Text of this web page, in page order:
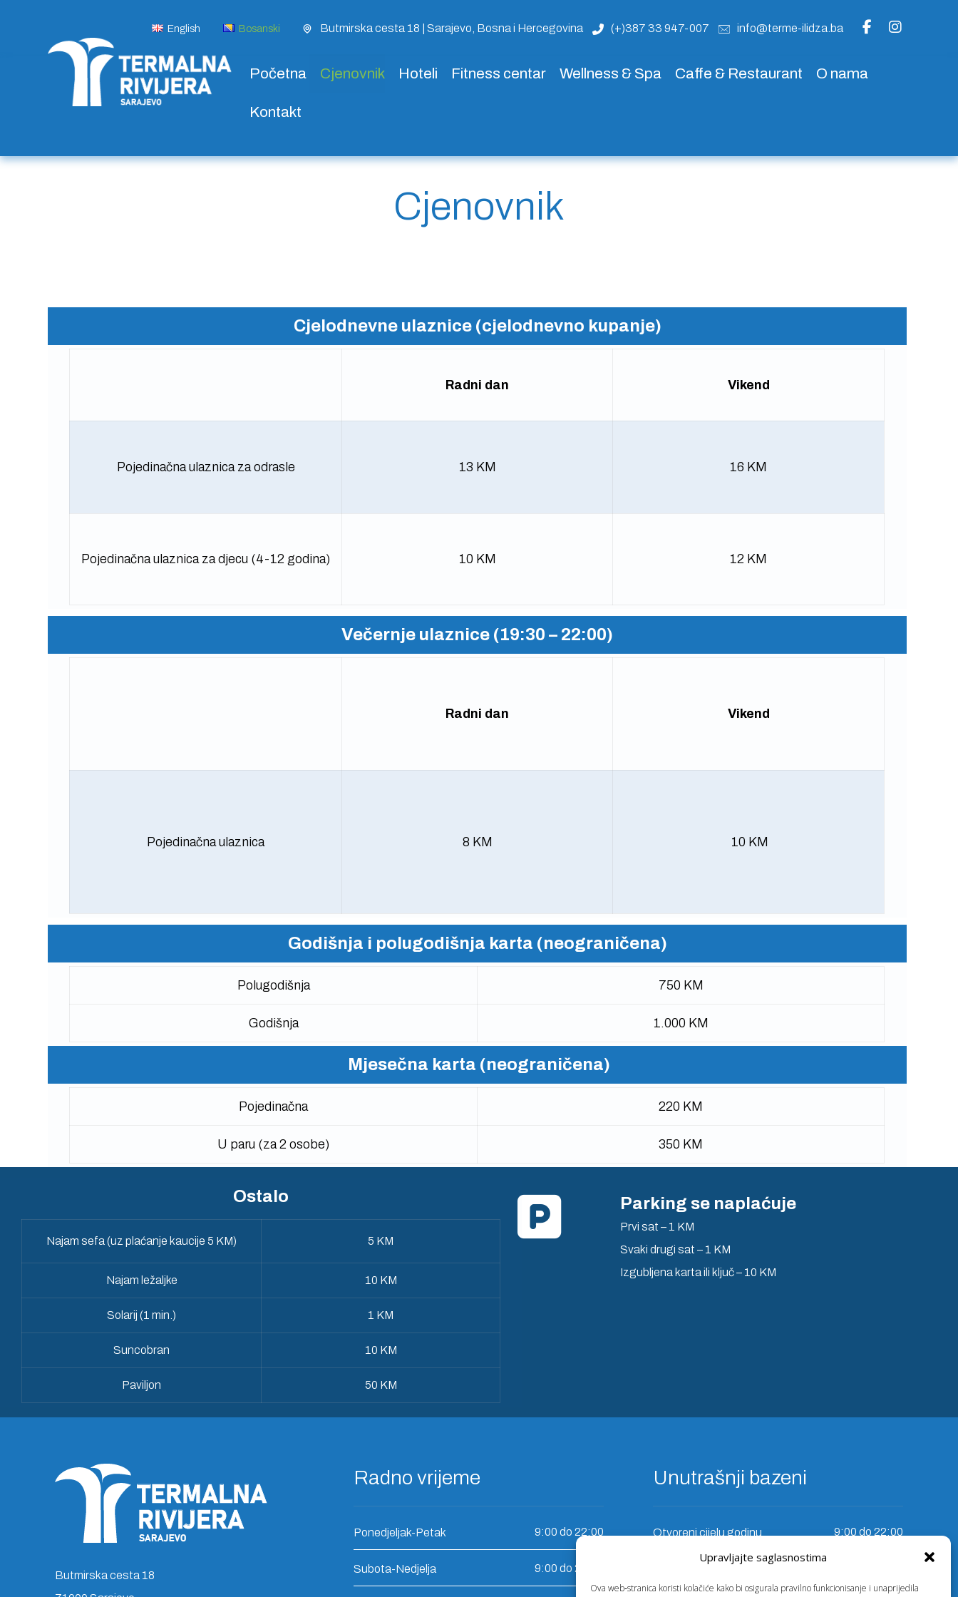
Upravljajte saglasnostima
Ova web‑stranica koristi kolačiće kako bi osigurala pravilno funkcionisanje i unaprijedila
info@terme-ilidza.ba
(+)387 33 947-007
Butmirska cesta 18 | Sarajevo, Bosna i Hercegovina
English Bosanski
Početna Cjenovnik Hoteli Fitness centar Wellness & Spa Caffe & Restaurant O nama
Kontakt
Cjenovnik
Cjelodnevne ulaznice (cjelodnevno kupanje)
Radni dan Vikend
Pojedinačna ulaznica za odrasle 13 KM 16 KM
Pojedinačna ulaznica za djecu (4-12 godina) 10 KM 12 KM
Večernje ulaznice (19:30 – 22:00)
Radni dan Vikend
Pojedinačna ulaznica 8 KM 10 KM
Godišnja i polugodišnja karta (neograničena)
Polugodišnja 750 KM
Godišnja 1.000 KM
Mjesečna karta (neograničena)
Pojedinačna 220 KM
U paru (za 2 osobe) 350 KM
Ostalo
Najam sefa (uz plaćanje kaucije 5 KM) 5 KM
Najam ležaljke 10 KM
Solarij (1 min.) 1 KM
Suncobran 10 KM
Paviljon 50 KM
Parking se naplaćuje
Prvi sat – 1 KM
Svaki drugi sat – 1 KM
Izgubljena karta ili ključ – 10 KM
Butmirska cesta 18
Radno vrijeme
Ponedjeljak-Petak 9:00 do 22:00
Subota-Nedjelja 9:00 do 22:00
Unutrašnji bazeni
Otvoreni cijelu godinu 9:00 do 22:00
Vanjski bazeni